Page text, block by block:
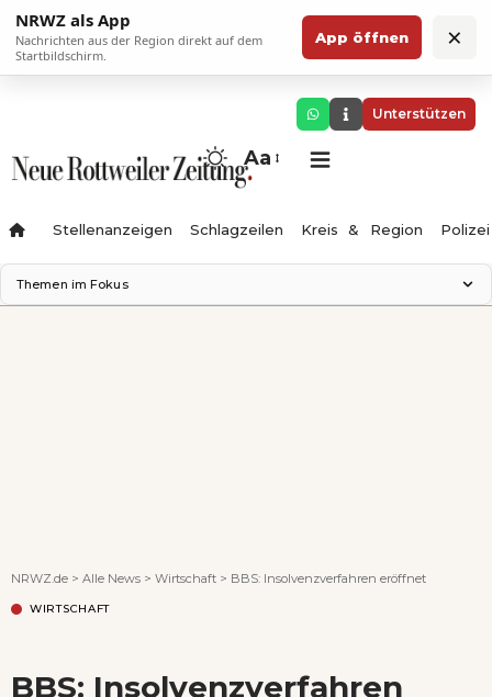
NRWZ als App
Nachrichten aus der Region direkt auf dem
Startbildschirm.
App öffnen ×
Unterstützen
Aa
Stellenanzeigen Schlagzeilen Kreis & Region Polizei
Themen im Fokus
NRWZ.de > Alle News > Wirtschaft > BBS: Insolvenzverfahren eröffnet
WIRTSCHAFT
BBS: Insolvenzverfahren